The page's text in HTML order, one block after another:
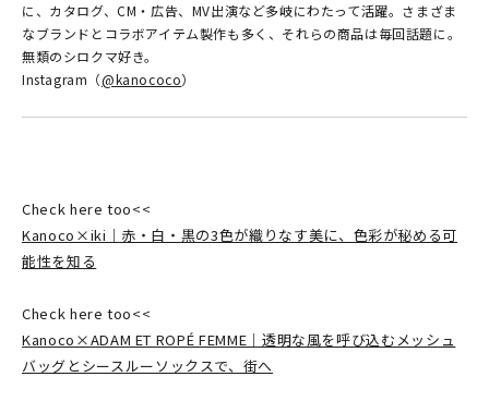
に、カタログ、CM・広告、MV出演など多岐にわたって活躍。さまざま
なブランドとコラボアイテム製作も多く、それらの商品は毎回話題に。
無類のシロクマ好き。
Instagram（@kanococo）
Check here too<<
Kanoco×iki｜赤・白・黒の3色が織りなす美に、色彩が秘める可
能性を知る
Check here too<<
Kanoco×ADAM ET ROPÉ FEMME｜透明な風を呼び込むメッシュ
バッグとシースルーソックスで、街へ